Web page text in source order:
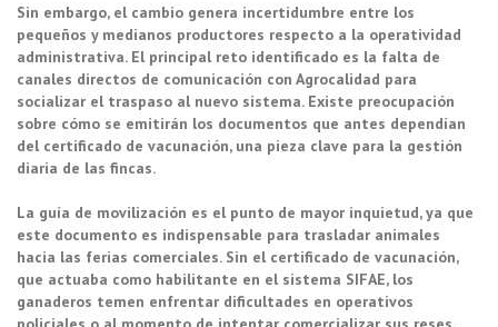
Sin embargo, el cambio genera incertidumbre entre los
pequeños y medianos productores respecto a la operatividad
administrativa. El principal reto identificado es la falta de
canales directos de comunicación con Agrocalidad para
socializar el traspaso al nuevo sistema. Existe preocupación
sobre cómo se emitirán los documentos que antes dependían
del certificado de vacunación, una pieza clave para la gestión
diaria de las fincas.
La guía de movilización es el punto de mayor inquietud, ya que
este documento es indispensable para trasladar animales
hacia las ferias comerciales. Sin el certificado de vacunación,
que actuaba como habilitante en el sistema SIFAE, los
ganaderos temen enfrentar dificultades en operativos